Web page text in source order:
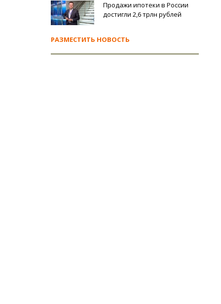
Продажи ипотеки в России
достигли 2,6 трлн рублей
РАЗМЕСТИТЬ НОВОСТЬ